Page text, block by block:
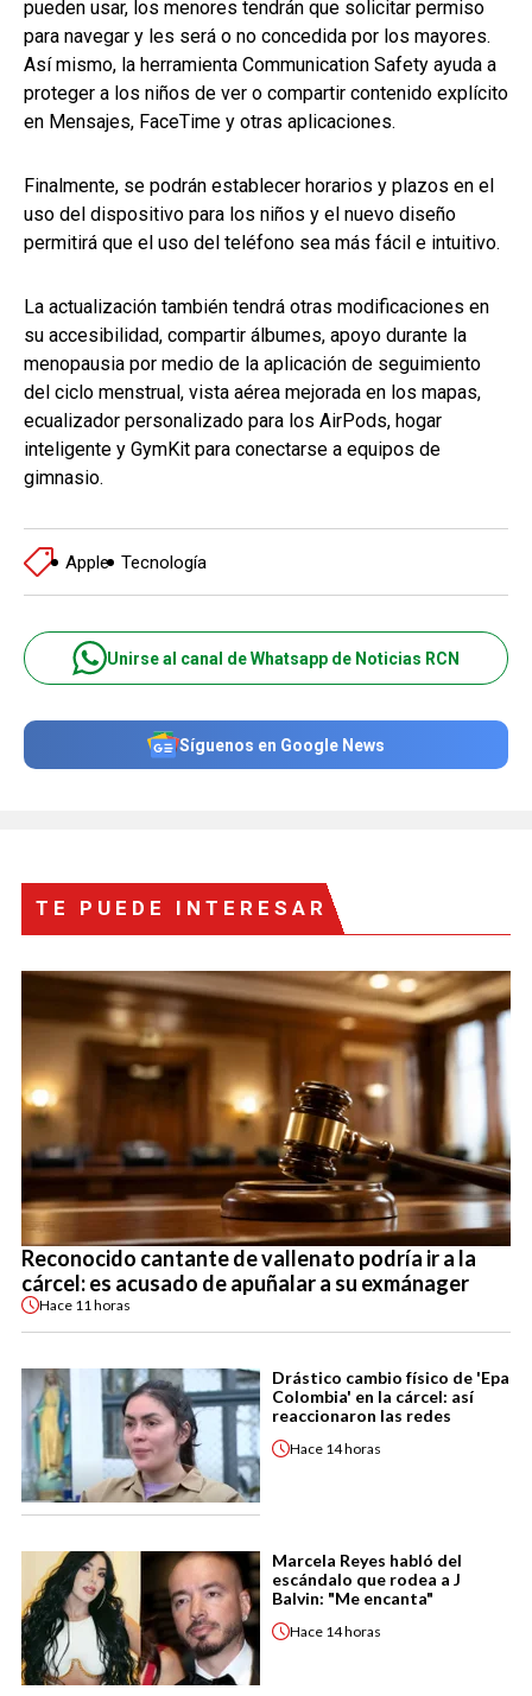
pueden usar, los menores tendrán que solicitar permiso
para navegar y les será o no concedida por los mayores.
Así mismo, la herramienta Communication Safety ayuda a
proteger a los niños de ver o compartir contenido explícito
en Mensajes, FaceTime y otras aplicaciones.
Finalmente, se podrán establecer horarios y plazos en el
uso del dispositivo para los niños y el nuevo diseño
permitirá que el uso del teléfono sea más fácil e intuitivo.
La actualización también tendrá otras modificaciones en
su accesibilidad, compartir álbumes, apoyo durante la
menopausia por medio de la aplicación de seguimiento
del ciclo menstrual, vista aérea mejorada en los mapas,
ecualizador personalizado para los AirPods, hogar
inteligente y GymKit para conectarse a equipos de
gimnasio.
Apple Tecnología
Unirse al canal de Whatsapp de Noticias RCN
Síguenos en Google News
TE PUEDE INTERESAR
Reconocido cantante de vallenato podría ir a la
cárcel: es acusado de apuñalar a su exmánager
Hace 11 horas
Drástico cambio físico de 'Epa
Colombia' en la cárcel: así
reaccionaron las redes
Hace 14 horas
Marcela Reyes habló del
escándalo que rodea a J
Balvin: "Me encanta"
Hace 14 horas